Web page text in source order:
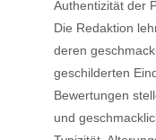
Authentizität der
Die Redaktion
deren
geschilderten
Bewertungen
und